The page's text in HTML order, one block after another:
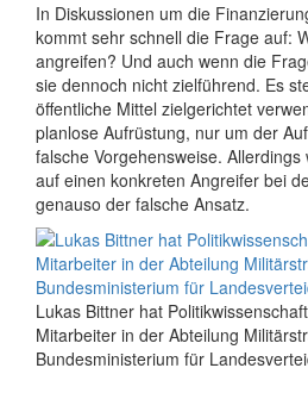
In Diskussionen um die
kommt sehr schnell die Frage auf:
angreifen? Und auch wenn die
sie dennoch nicht zielführend. Es
öffentliche Mittel zielgerichtet
planlose Aufrüstung, nur um der
falsche Vorgehensweise.
auf einen konkreten Angreifer bei
genauso der falsche Ansatz.
Lukas Bittner hat
Mitarbeiter in der Abteilung
Bundesministerium für